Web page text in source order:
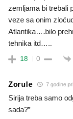
zemljama bi trebali
veze sa onim
Atlantika….bilo
tehnika itd…..
18 0
Zorule 7 godine
Sirija treba samo
sada?”